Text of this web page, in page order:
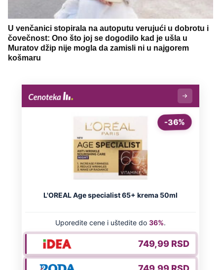
U venčanici stopirala na autoputu verujući u dobrotu i
čovečnost: Ono što joj se dogodilo kad je ušla u
Muratov džip nije mogla da zamisli ni u najgorem
košmaru